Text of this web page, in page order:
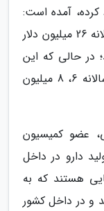
کرده، آمده است:
در دولت باراک اوباما، به طورمیانگین سالانه 26 میلیون دلار
در حالی که این
رقم در دو سال گذشته، به طورمیانگین سالانه 6، 8 میلیون
عضو کمیسیون
دارو در داخل
هستند که به
و در داخل کشور